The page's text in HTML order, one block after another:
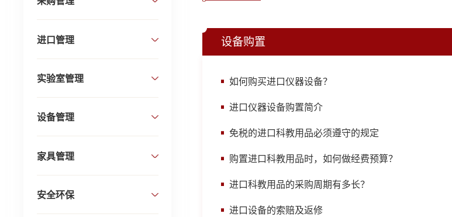
进口管理
实验室管理
设备管理
家具管理
安全环保
设备购置
如何购买进口仪器设备？
进口仪器设备购置简介
免税的进口科教用品必须遵守的规定
购置进口科教用品时，如何做经费预算？
进口科教用品的采购周期有多长？
进口设备的索赔及返修